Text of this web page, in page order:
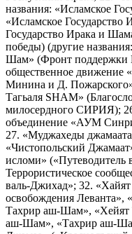
названия: «Исламское
«Исламское Государство
Государство Ирака и
победы) (другие
Шам» (Фронт поддержки
общественное движение
Минина и Д.
Тагьаля SHAM»
милосердного СИРИЯ);
объединение «АУМ
27. «Муджахеды
«Чистопольский
исломи» («Путеводитель
Террористическое
валь-Джихад»; 32.
освобождения
Тахрир аш-Шам»,
аш-Шам», «Тахрир аш-